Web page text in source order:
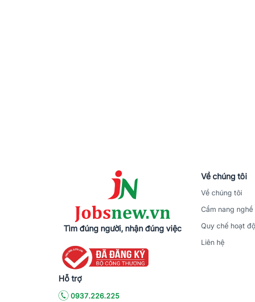
Tìm đúng người, nhận đúng việc
Hỗ trợ
0937.226.225
Về chúng tôi
Về chúng tôi
Cẩm nang nghề
Quy chế hoạt
Liên hệ